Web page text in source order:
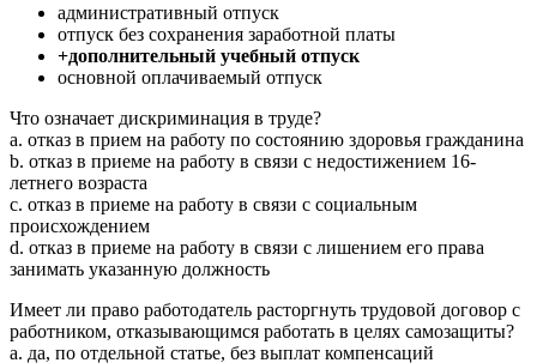
административный отпуск
отпуск без сохранения заработной платы
+дополнительный учебный отпуск
основной оплачиваемый отпуск
Что означает дискриминация в труде?
a. отказ в прием на работу по состоянию здоровья гражданина
b. отказ в приеме на работу в связи с недостижением 16-
летнего возраста
c. отказ в приеме на работу в связи с социальным
происхождением
d. отказ в приеме на работу в связи с лишением его права
занимать указанную должность
Имеет ли право работодатель расторгнуть трудовой договор с
работником, отказывающимся работать в целях самозащиты?
a. да, по отдельной статье, без выплат компенсаций